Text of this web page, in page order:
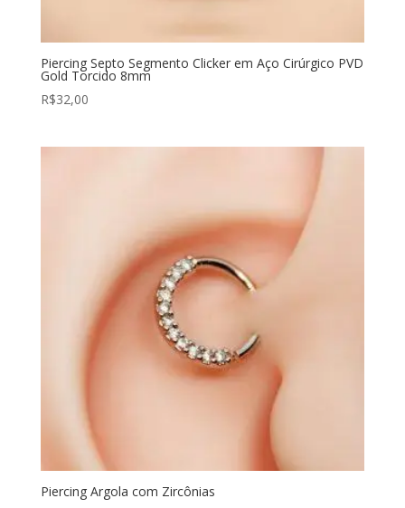
Piercing Septo Segmento Clicker em Aço Cirúrgico PVD
Gold Torcido 8mm
R$32,00
Piercing Argola com Zircônias